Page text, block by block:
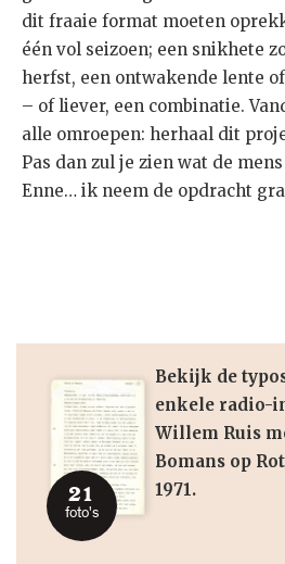
dit fraaie format moeten
één vol seizoen; een snikhete
herfst, een ontwakende lente
– of liever, een combinatie.
alle omroepen: herhaal dit
Pas dan zul je zien wat de
Enne… ik neem de opdracht
21
foto's
Bekijk de
enkele radio-
Willem Ruis
Bomans op
1971.